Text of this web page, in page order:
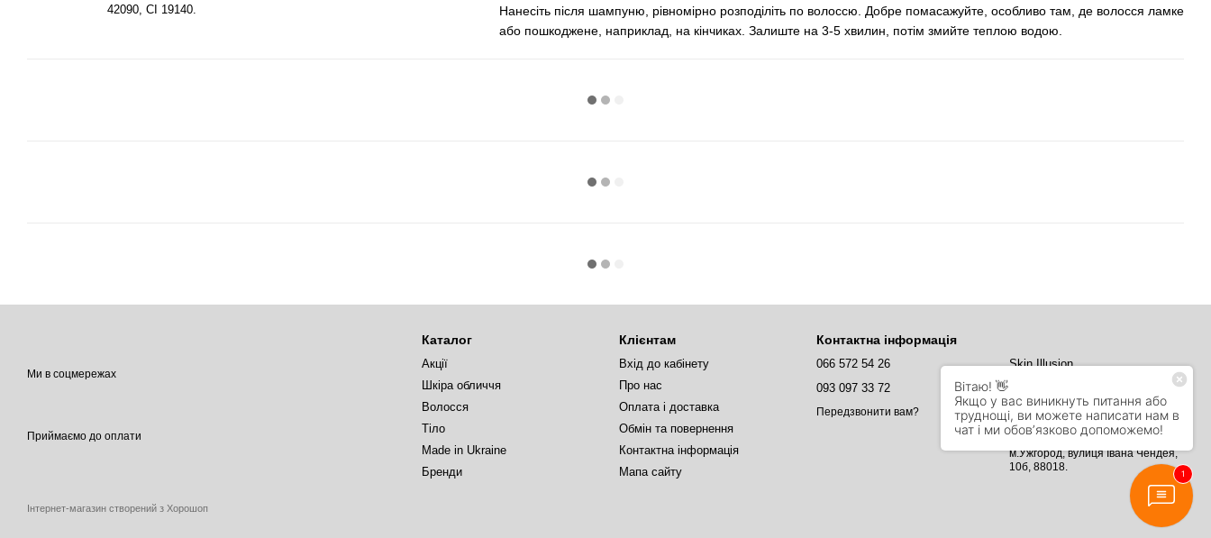
42090, CI 19140.
Нанесіть після шампуню, рівномірно розподіліть по волоссю. Добре помасажуйте, особливо там, де волосся ламке
або пошкоджене, наприклад, на кінчиках. Залиште на 3-5 хвилин, потім змийте теплою водою.
Ми в соцмережах
Приймаємо до оплати
Інтернет-магазин створений з Хорошоп
Каталог
Акції
Шкіра обличчя
Волосся
Тіло
Made in Ukraine
Бренди
Клієнтам
Вхід до кабінету
Про нас
Оплата і доставка
Обмін та повернення
Контактна інформація
Мапа сайту
Контактна інформація
066 572 54 26
093 097 33 72
Передзвонити вам?
Skin Illusion
info@Skin.illusion.com
м.Ужгород, вулиця Івана Чендея,
10б, 88018.